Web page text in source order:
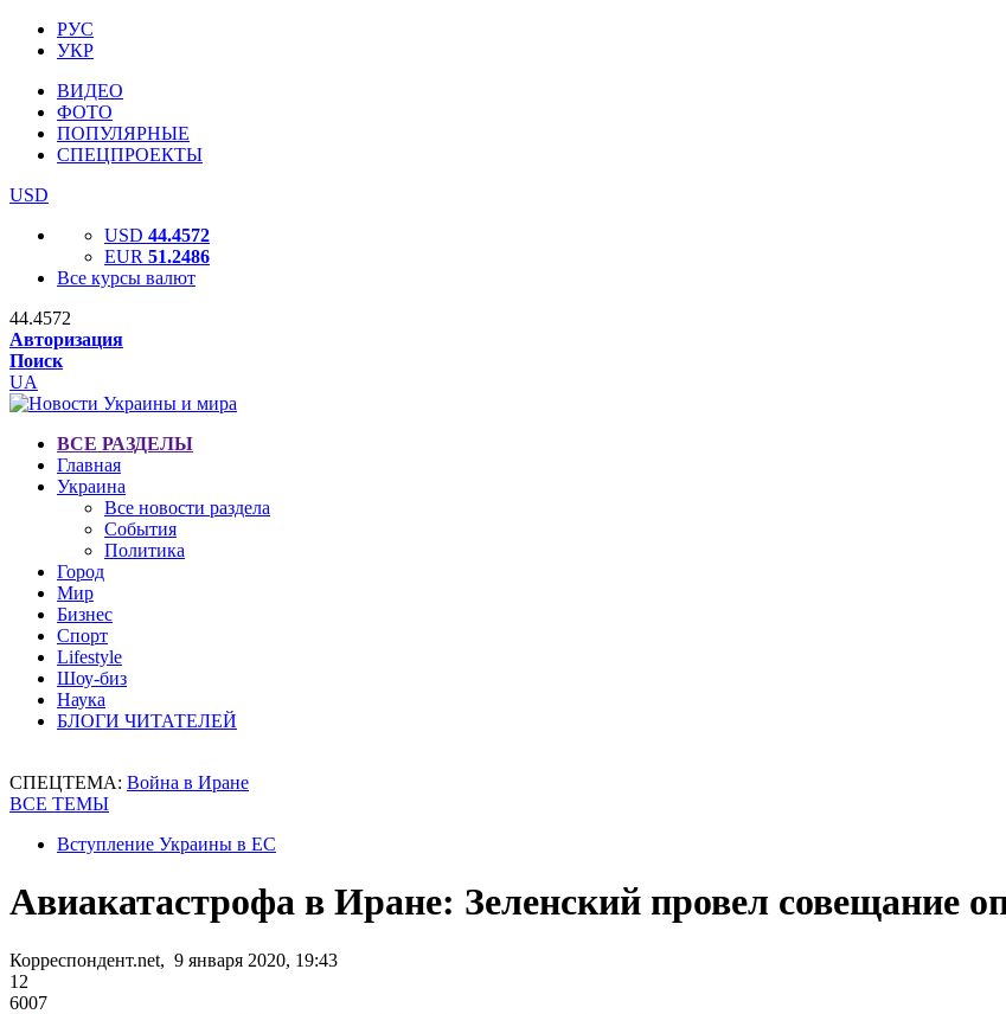
РУС
УКР
ВИДЕО
ФОТО
ПОПУЛЯРНЫЕ
СПЕЦПРОЕКТЫ
USD
USD 44.4572
EUR 51.2486
Все курсы валют
44.4572
Авторизация
Поиск
UA
ВСЕ РАЗДЕЛЫ
Главная
Украина
Все новости раздела
События
Политика
Город
Мир
Бизнес
Спорт
Lifestyle
Шоу-биз
Наука
БЛОГИ ЧИТАТЕЛЕЙ
СПЕЦТЕМА: Война в Иране
ВСЕ ТЕМЫ
Вступление Украины в ЕС
Авиакатастрофа в Иране: Зеленский провел совещание
Корреспондент.net, 9 января 2020, 19:43
12
6007